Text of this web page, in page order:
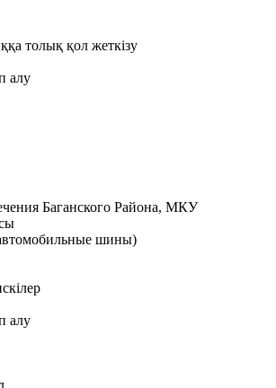
толық қол жеткізу
алу
Баганского Района, МКУ
шины)
алу